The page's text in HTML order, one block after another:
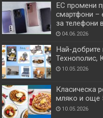
ЕС промени
смартфони –
за телефони
04.06.2026
Най-добрите
Технополис,
10.05.2026
Класическа
мляко и още
10.05.2026